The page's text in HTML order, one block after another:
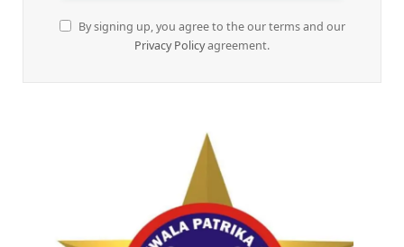
By signing up, you agree to the our terms and our
Privacy Policyagreement.